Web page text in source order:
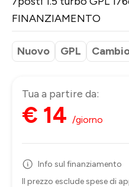
FINANZIAMENTO
Nuovo GPL
Tua a partire da:
€ 14 /giorno
Info sul finanziamento
Il prezzo esclude spese di